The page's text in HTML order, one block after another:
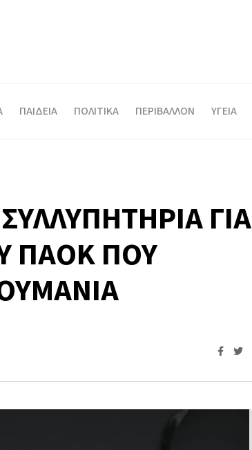
ΠΑΙΔΕΙΑ ΠΟΛΙΤΙΚΑ ΠΕΡΙΒΑΛΛΟΝ ΥΓΕΙΑ
ΓΙΑ
ΠΑΟΚ ΠΟΥ